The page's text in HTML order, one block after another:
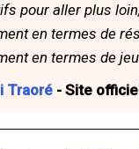
pour aller plus
en termes de
en termes de
Traoré - Site